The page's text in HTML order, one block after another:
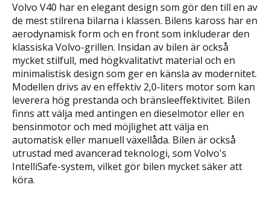
Volvo V40 har en elegant design som gör den till en av
de mest stilrena bilarna i klassen. Bilens kaross har en
aerodynamisk form och en front som inkluderar den
klassiska Volvo-grillen. Insidan av bilen är också
mycket stilfull, med högkvalitativt material och en
minimalistisk design som ger en känsla av modernitet.
Modellen drivs av en effektiv 2,0-liters motor som kan
leverera hög prestanda och bränsleeffektivitet. Bilen
finns att välja med antingen en dieselmotor eller en
bensinmotor och med möjlighet att välja en
automatisk eller manuell växellåda. Bilen är också
utrustad med avancerad teknologi, som Volvo's
IntelliSafe-system, vilket gör bilen mycket säker att
köra.